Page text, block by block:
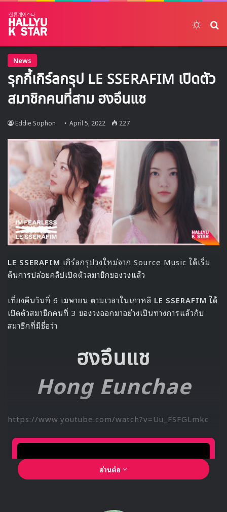
News
รุกกี้เกิร์ลกรุป LE SSERAFIM เปิดตัว
สมาชิกคนที่สาม ฮงอึนแช
Eddie Sophon April 5, 2022 227
LE SSERAFIM เกิร์ลกรุปวงใหม่จาก Source Music ได้เริ่ม
ต้นการปล่อยคลิปเปิดตัวสมาชิกของวงแล้ว
เที่ยงคืนวันที่ 6 เมษายน ตามเวลาในเกาหลี LE SSERAFIMได้
เปิดตัวสมาชิกคนที่ 3 ของวงออกมาอย่างเป็นทางการแล้วกับ
สมาชิกที่มีชื่อว่า
ฮงอึนแช
Hong Eunchae
https://www.youtube.com/watch?v=Uu_FSFGLmkc
อ่านต่อ